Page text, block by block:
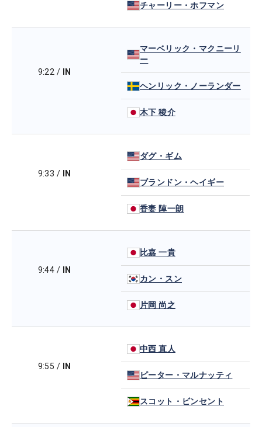
チャーリー・ホフマン
9:22 / IN
マーベリック・マクニーリ
ー
ヘンリック・ノーランダー
木下 稜介
9:33 / IN
ダグ・ギム
ブランドン・ヘイギー
香妻 陣一朗
9:44 / IN
比嘉 一貴
カン・スン
片岡 尚之
9:55 / IN
中西 直人
ピーター・マルナッティ
スコット・ビンセント